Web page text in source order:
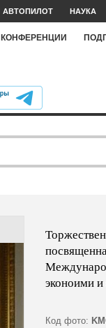
АВТОПИЛОТ НАУКА
КОНФЕРЕНЦИИ
эконоими
Код фото: